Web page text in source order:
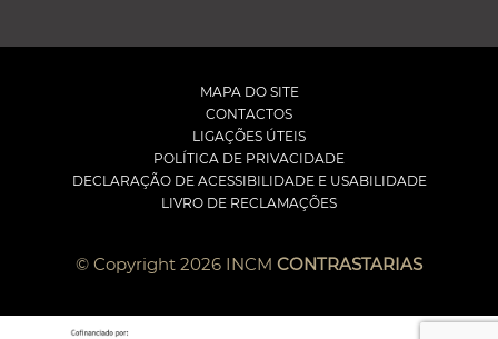
MAPA DO SITE
CONTACTOS
LIGAÇÕES ÚTEIS
POLÍTICA DE PRIVACIDADE
DECLARAÇÃO DE ACESSIBILIDADE E USABILIDADE
LIVRO DE RECLAMAÇÕES
© Copyright 2026 INCM CONTRASTARIAS